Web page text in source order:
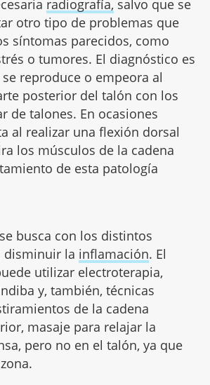
radiografía, salvo que se
otro tipo de problemas que
síntomas parecidos, como
o tumores. El diagnóstico es
reproduce o empeora al
posterior del talón con los
de talones. En ocasiones
al realizar una flexión dorsal
los músculos de la cadena
de esta patología
busca con los distintos
disminuir la inflamación. El
utilizar electroterapia,
y, también, técnicas
de la cadena
masaje para relajar la
pero no en el talón, ya que